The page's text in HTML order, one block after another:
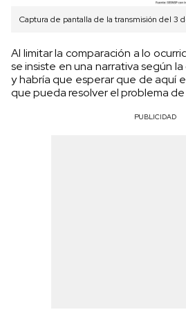
Captura de pantalla de la transmisión del 3
Al limitar la comparación a lo
se insiste en una narrativa según
y habría que esperar que de aquí
que pueda resolver el problema
PUBLICIDAD